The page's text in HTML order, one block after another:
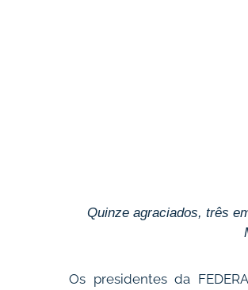
Quinze agraciados, três
Os presidentes da